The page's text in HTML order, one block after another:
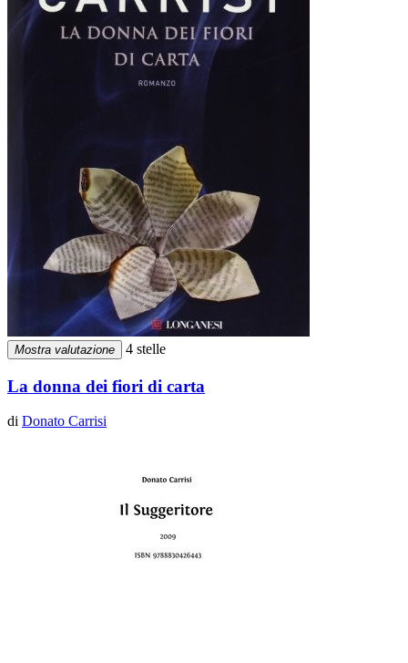
Mostra valutazione 4 stelle
La donna dei fiori di carta
di Donato Carrisi